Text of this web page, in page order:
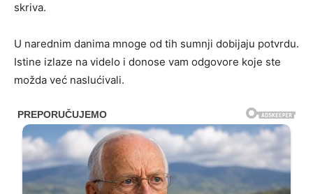
skriva.
U narednim danima mnoge od tih sumnji dobijaju potvrdu.
Istine izlaze na videlo i donose vam odgovore koje ste
možda već naslućivali.